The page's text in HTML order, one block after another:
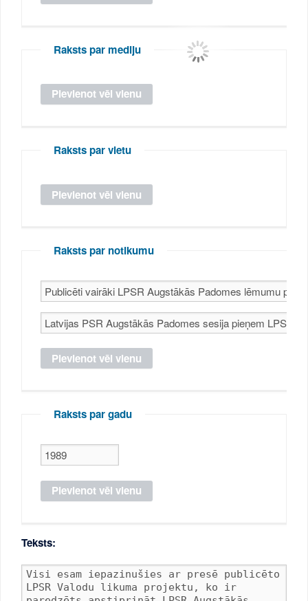
Raksts par mediju
Raksts par vietu
Raksts par notikumu
Raksts par gadu
Teksts: